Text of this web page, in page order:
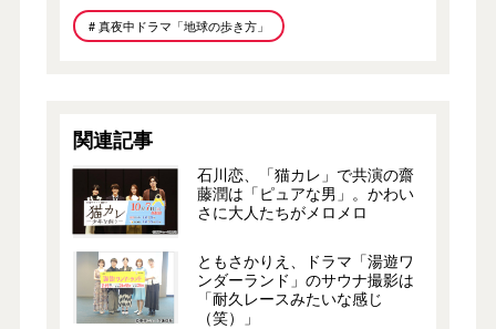
# 真夜中ドラマ「地球の歩き方」
関連記事
石川恋、「猫カレ」で共演の齋
藤潤は「ピュアな男」。かわい
さに大人たちがメロメロ
ともさかりえ、ドラマ「湯遊ワ
ンダーランド」のサウナ撮影は
「耐久レースみたいな感じ
（笑）」